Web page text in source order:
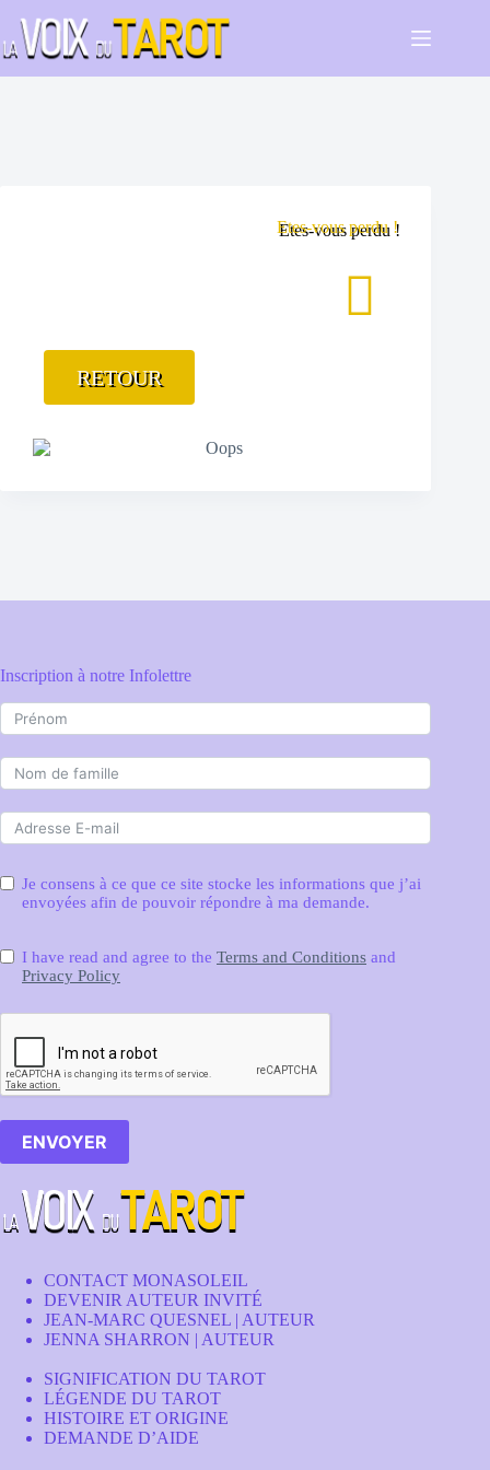
Etes-vous perdu !
RETOUR
Inscription à notre Infolettre
Je consens à ce que ce site stocke les informations que j’ai
envoyées afin de pouvoir répondre à ma demande.
I have read and agree to the Terms and Conditions and
Privacy Policy
ENVOYER
CONTACT MONASOLEIL
DEVENIR AUTEUR INVITÉ
JEAN-MARC QUESNEL | AUTEUR
JENNA SHARRON | AUTEUR
SIGNIFICATION DU TAROT
LÉGENDE DU TAROT
HISTOIRE ET ORIGINE
DEMANDE D’AIDE